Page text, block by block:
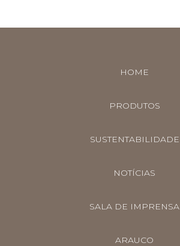
HOME
PRODUTOS
SUSTENTABILIDADE
NOTÍCIAS
SALA DE IMPRENSA
ARAUCO